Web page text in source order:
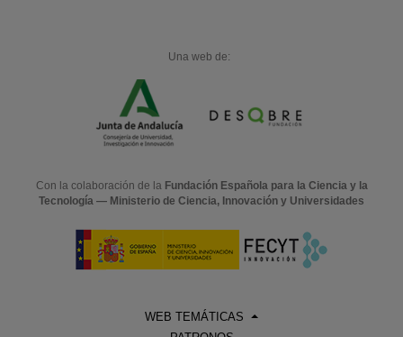
Una web de:
Con la colaboración de la Fundación Española para la Ciencia y la
Tecnología — Ministerio de Ciencia, Innovación y Universidades
WEB TEMÁTICAS